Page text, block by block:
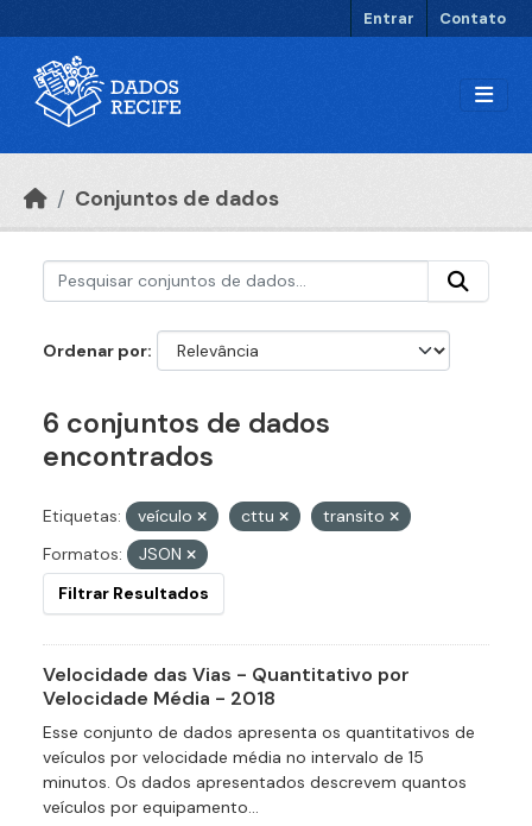
Entrar Contato
Conjuntos de dados
Ordenar por
6 conjuntos de dados
encontrados
Etiquetas: veículo cttu
transito
Formatos:
JSON
Filtrar Resultados
Velocidade das Vias - Quantitativo por
Velocidade Média - 2018
Esse conjunto de dados apresenta os quantitativos de
veículos por velocidade média no intervalo de 15
minutos. Os dados apresentados descrevem quantos
veículos por equipamento...